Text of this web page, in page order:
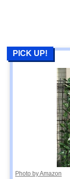
PICK UP!
Photo by Amazon